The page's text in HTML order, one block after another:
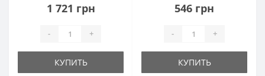
1 721 грн
- +
КУПИТЬ
546 грн
- +
КУПИТЬ